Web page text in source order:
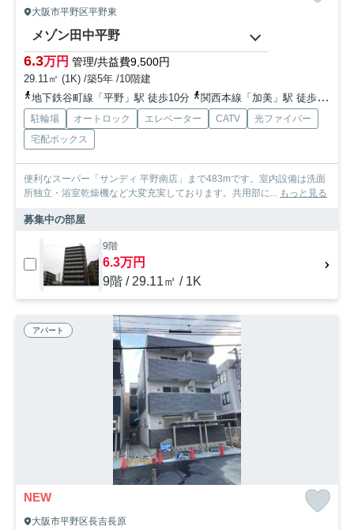
大阪市平野区平野東
メゾン田中平野
6.3万円 管理/共益費9,500円
29.11㎡ (1K) /築5年 /10階建
地下鉄谷町線「平野」駅 徒歩10分
関西本線「加美」駅 徒歩17分
駐輪場 オートロック エレベーター CATV
光ファイバー
宅配ボックス
便利なスーパー「サンディ 平野南店」まで483mです。室内設備は洗面
所独立・浴室乾燥機など大変充実しております。共用部に...
もっと見る
募集中の部屋
9階
6.3万円
9階 / 29.11㎡ / 1K
アパート
NEW
大阪市平野区長吉長原